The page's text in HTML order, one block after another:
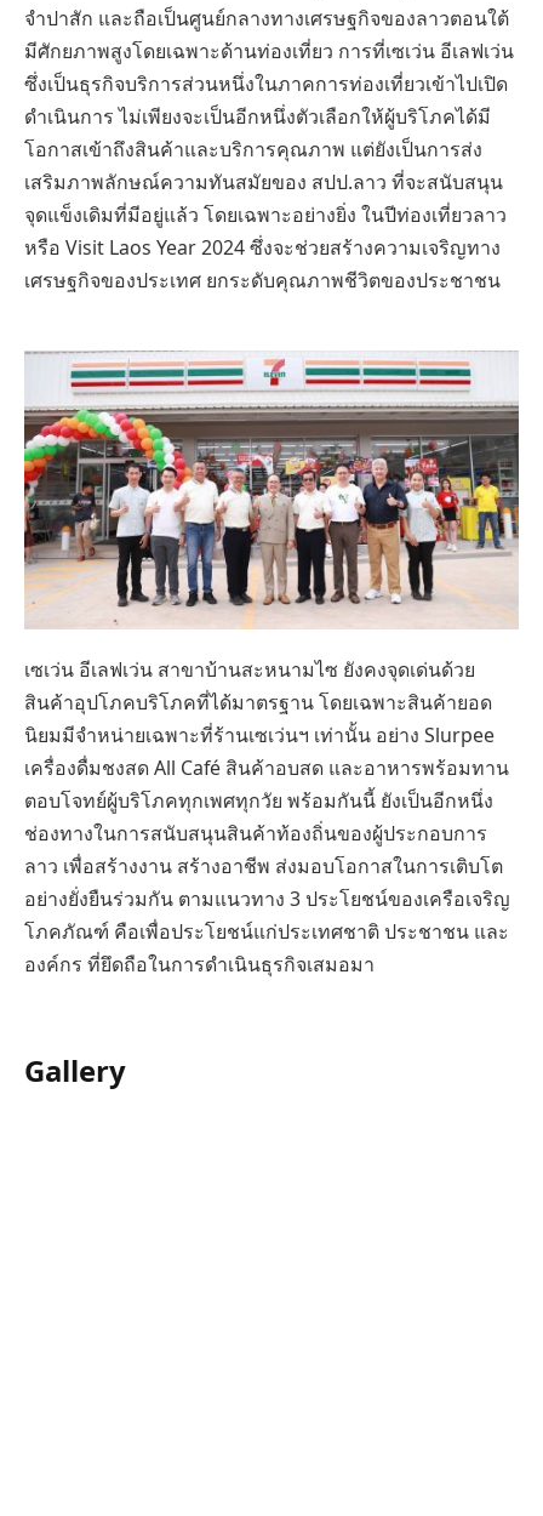
จำปาสัก และถือเป็นศูนย์กลางทางเศรษฐกิจของลาวตอนใต้
มีศักยภาพสูงโดยเฉพาะด้านท่องเที่ยว การที่เซเว่น อีเลฟเว่น
ซึ่งเป็นธุรกิจบริการส่วนหนึ่งในภาคการท่องเที่ยวเข้าไปเปิด
ดำเนินการ ไม่เพียงจะเป็นอีกหนึ่งตัวเลือกให้ผู้บริโภคได้มี
โอกาสเข้าถึงสินค้าและบริการคุณภาพ แต่ยังเป็นการส่ง
เสริมภาพลักษณ์ความทันสมัยของ สปป.ลาว ที่จะสนับสนุน
จุดแข็งเดิมที่มีอยู่แล้ว โดยเฉพาะอย่างยิ่ง ในปีท่องเที่ยวลาว
หรือ Visit Laos Year 2024 ซึ่งจะช่วยสร้างความเจริญทาง
เศรษฐกิจของประเทศ ยกระดับคุณภาพชีวิตของประชาชน
เซเว่น อีเลฟเว่น สาขาบ้านสะหนามไซ ยังคงจุดเด่นด้วย
สินค้าอุปโภคบริโภคที่ได้มาตรฐาน โดยเฉพาะสินค้ายอด
นิยมมีจำหน่ายเฉพาะที่ร้านเซเว่นฯ เท่านั้น อย่าง Slurpee
เครื่องดื่มชงสด All Café สินค้าอบสด และอาหารพร้อมทาน
ตอบโจทย์ผู้บริโภคทุกเพศทุกวัย พร้อมกันนี้ ยังเป็นอีกหนึ่ง
ช่องทางในการสนับสนุนสินค้าท้องถิ่นของผู้ประกอบการ
ลาว เพื่อสร้างงาน สร้างอาชีพ ส่งมอบโอกาสในการเติบโต
อย่างยั่งยืนร่วมกัน ตามแนวทาง 3 ประโยชน์ของเครือเจริญ
โภคภัณฑ์ คือเพื่อประโยชน์แก่ประเทศชาติ ประชาชน และ
องค์กร ที่ยึดถือในการดำเนินธุรกิจเสมอมา
Gallery